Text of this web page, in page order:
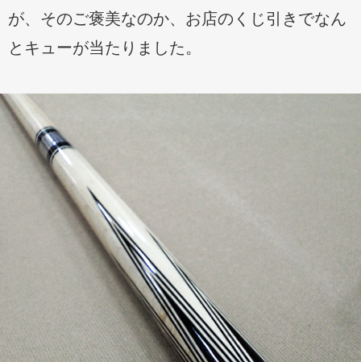
が、そのご褒美なのか、お店のくじ引きでなん
とキューが当たりました。